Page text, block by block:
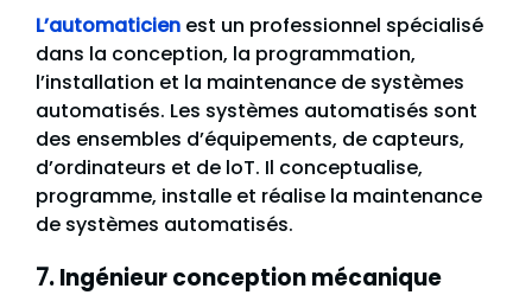
L’automaticien est un professionnel spécialisé
dans la conception, la programmation,
l’installation et la maintenance de systèmes
automatisés. Les systèmes automatisés sont
des ensembles d’équipements, de capteurs,
d’ordinateurs et de loT. Il conceptualise,
programme, installe et réalise la maintenance
de systèmes automatisés.
7. Ingénieur conception mécanique